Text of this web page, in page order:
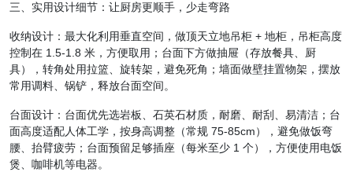
三、实用设计细节：让厨房更顺手，少走弯路
收纳设计：最大化利用垂直空间，做顶天立地吊柜 + 地柜，吊柜高度
控制在 1.5-1.8 米，方便取用；台面下方做抽屉（存放餐具、厨
具），转角处用拉篮、旋转架，避免死角；墙面做壁挂置物架，摆放
常用调料、锅铲，释放台面空间。
台面设计：台面优先选岩板、石英石材质，耐磨、耐刮、易清洁；台
面高度适配人体工学，按身高调整（常规 75-85cm），避免做饭弯
腰、抬臂疲劳；台面预留足够插座（每米至少 1 个），方便使用电饭
煲、咖啡机等电器。